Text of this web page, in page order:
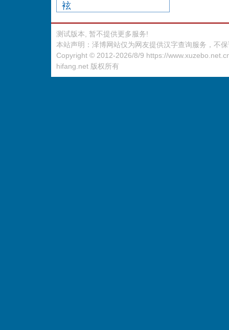
袨
测试版本, 暂不提供更多服务!
本站声明：泽博网站仅为网友提供汉字查询服务，不
Copyright © 2012-2026/8/9 https://
hifang.net 版权所有